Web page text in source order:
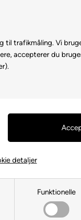
til trafikmåling. Vi
accepterer du
Funktionelle
detaljer
- på
Køb
mere. |